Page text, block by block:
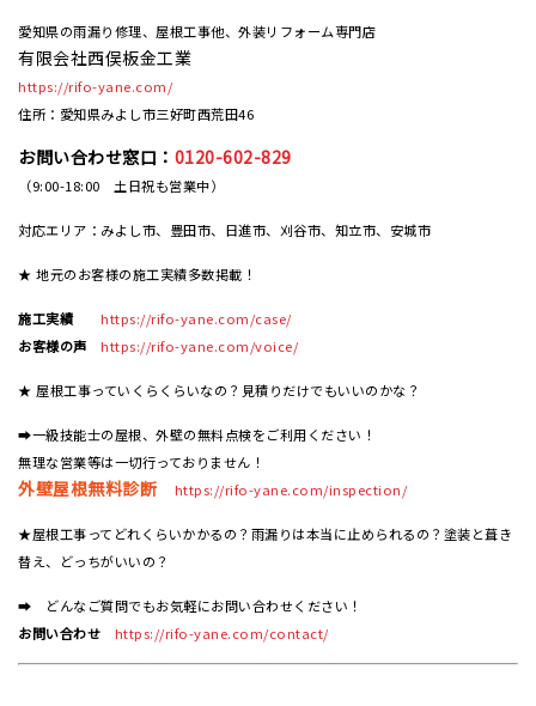
愛知県の雨漏り修理、屋根工事他、外装リフォーム専門店
有限会社西俣板金工業
https://rifo-yane.com/
住所：愛知県みよし市三好町西荒田46
お問い合わせ窓口： 0120-602-829
（9:00-18:00 土日祝も営業中）
対応エリア：みよし市、豊田市、日進市、刈谷市、知立市、安城市
★ 地元のお客様の施工実績多数掲載！
施工実績
https://rifo-yane.com/case/
お客様の声
https://rifo-yane.com/voice/
★ 屋根工事っていくらくらいなの？見積りだけでもいいのかな？
➡一級技能士の屋根、外壁の無料点検をご利用ください！
無理な営業等は一切行っておりません！
外壁屋根無料診断 https://rifo-yane.com/inspection/
★屋根工事ってどれくらいかかるの？雨漏りは本当に止められるの？塗装と葺き
替え、どっちがいいの？
➡ どんなご質問でもお気軽にお問い合わせください！
お問い合わせ
https://rifo-yane.com/contact/